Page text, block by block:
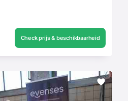
Check prijs & beschikbaarheid